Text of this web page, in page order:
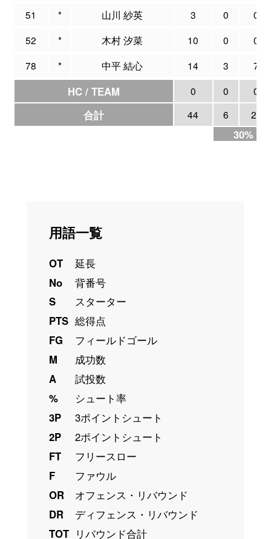
51 * 山川 紗英 3 0
0
52
* 木村 汐菜 10 0
0
78
* 中平 結心 14 3 7
HC / TEAM 0 0 0
合計 44 6 20
30%
用語一覧
OT
延長
No
背番号
S
スターター
PTS 総得点
FG
フィールドゴール
M
成功数
A
試投数
%
シュート率
3P
3ポイントシュート
2P
2ポイントシュート
FT
フリースロー
F
ファウル
OR
オフェンス・リバウンド
DR
ディフェンス・リバウンド
TOT リバウンド合計